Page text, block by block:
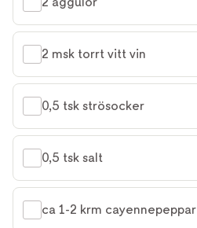
2 msk torrt vitt vin
0,5 tsk strösocker
0,5 tsk salt
ca 1-2 krm cayennepeppar